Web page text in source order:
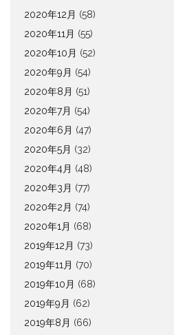
2020年12月 (58)
2020年11月 (55)
2020年10月 (52)
2020年9月 (54)
2020年8月 (51)
2020年7月 (54)
2020年6月 (47)
2020年5月 (32)
2020年4月 (48)
2020年3月 (77)
2020年2月 (74)
2020年1月 (68)
2019年12月 (73)
2019年11月 (70)
2019年10月 (68)
2019年9月 (62)
2019年8月 (66)